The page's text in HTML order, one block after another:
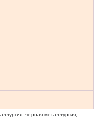
черная металлургия,